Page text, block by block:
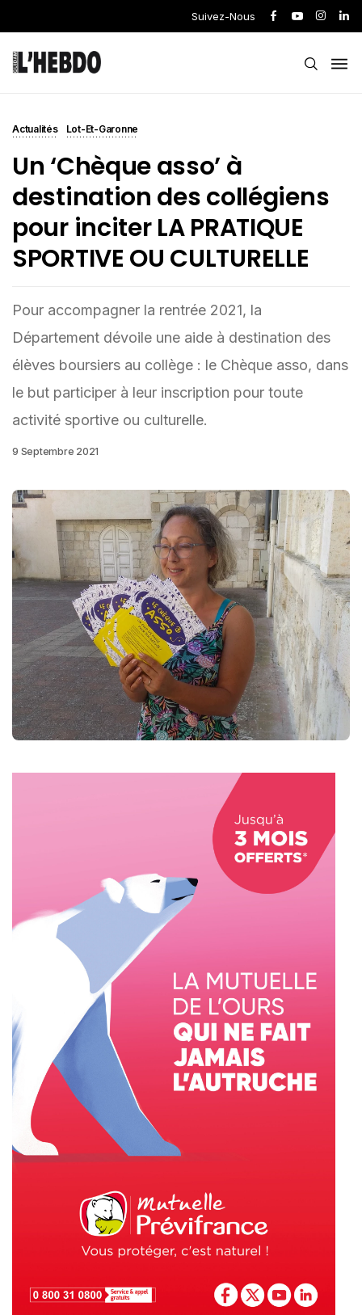
Suivez-Nous
Actualités Lot-Et-Garonne
Un ‘Chèque asso’ à
destination des collégiens
pour inciter LA PRATIQUE
SPORTIVE OU CULTURELLE
Pour accompagner la rentrée 2021, la
Département dévoile une aide à destination des
élèves boursiers au collège : le Chèque asso, dans
le but participer à leur inscription pour toute
activité sportive ou culturelle.
9 Septembre 2021